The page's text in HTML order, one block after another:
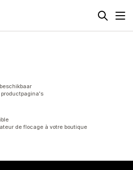
de flocage à votre boutique